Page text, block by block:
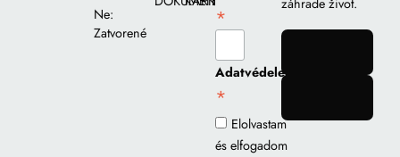
Ne:
Zatvorené
*
Adatvédelem
*
Elolvastam
és elfogadom
záhrade život.